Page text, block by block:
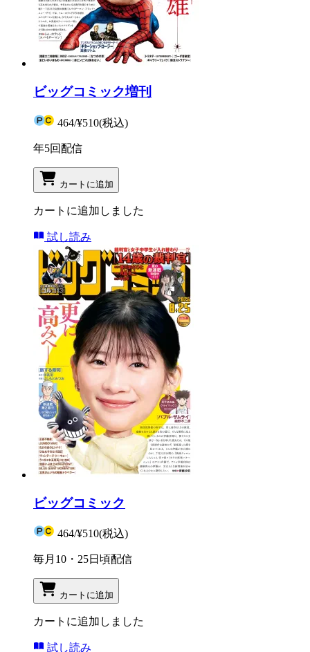
ビッグコミック増刊
464/¥510(税込)
年5回配信
カートに追加
カートに追加しました
試し読み
ビッグコミック
464/¥510(税込)
毎月10・25日頃配信
カートに追加
カートに追加しました
試し読み